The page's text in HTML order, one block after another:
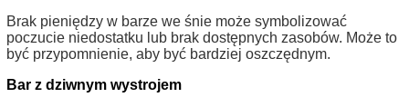
Brak pieniędzy w barze we śnie może symbolizować
poczucie niedostatku lub brak dostępnych zasobów. Może to
być przypomnienie, aby być bardziej oszczędnym.
Bar z dziwnym wystrojem